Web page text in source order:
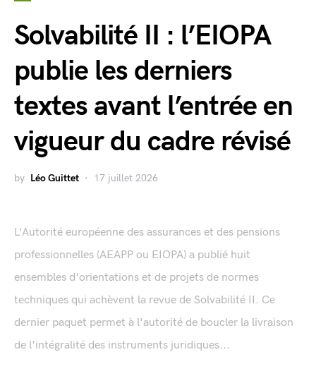
Solvabilité II : l’EIOPA
publie les derniers
textes avant l’entrée en
vigueur du cadre révisé
by Léo Guittet 17 juillet 2026
L'Autorité européenne des assurances et des pensions
professionnelles (AEAPP ou EIOPA) a publié huit
ensembles d'orientations et de projets de normes
techniques qui achèvent la revue de Solvabilité II. Ce
dernier paquet permet à l'autorité de boucler la livraison
de l'intégralité des instruments juridiques...